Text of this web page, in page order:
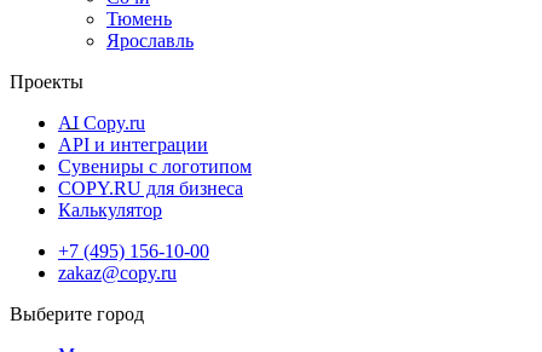
Тюмень
Ярославль
Проекты
AI Copy.ru
API и интеграции
Сувениры с логотипом
COPY.RU для бизнеса
Калькулятор
+7 (495) 156-10-00
zakaz@copy.ru